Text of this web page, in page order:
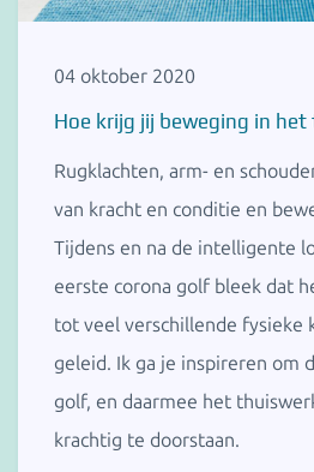
Hoe krijg jij beweging in
04 oktober 2020
Rugklachten, arm- en
van kracht en conditie en
Tijdens en na de intelligente
eerste corona golf bleek dat
tot veel verschillende fysieke
geleid. Ik ga je inspireren om
golf, en daarmee het
krachtig te doorstaan.